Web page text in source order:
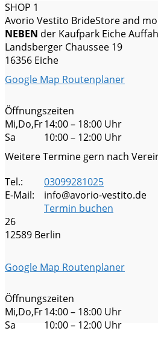
SHOP 1
Avorio Vestito BrideStore and
NEBEN der Kaufpark Eiche
Landsberger Chaussee 19
16356 Eiche
Google Map Routenplaner
Öffnungszeiten
Mi,Do,Fr
Sa
14:00 – 18:00 Uhr
10:00 – 12:00 Uhr
Weitere Termine gern nach
Tel.:
E-Mail:
03099281025
info@avorio-vestito.de
Termin buchen
26
12589 Berlin
Google Map Routenplaner
Öffnungszeiten
Mi,Do,Fr
Sa
14:00 – 18:00 Uhr
10:00 – 12:00 Uhr